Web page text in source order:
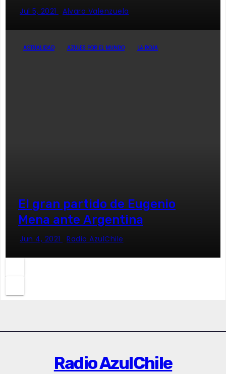
Jul 5, 2021 Alvaro Valenzuela
ACTUALIDAD AZULES POR EL MUNDO LA ROJA
El gran partido de Eugenio
Mena ante Argentina
Jun 4, 2021 Radio AzulChile
Radio AzulChile